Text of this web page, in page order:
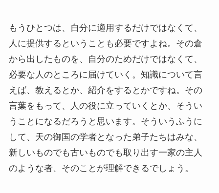
もうひとつは、自分に適用するだけではなくて、
人に提供するということも必要ですよね。その倉
から出したものを、自分のためだけではなくて、
必要な人のところに届けていく。知識について言
えば、教えるとか、紹介をするとかですね。その
言葉をもって、人の役に立っていくとか、そうい
うことになるだろうと思います。そういうふうに
して、天の御国の学者となった弟子たちはみな、
新しいものでも古いものでも取り出す一家の主人
のような者、そのことが理解できるでしょう。